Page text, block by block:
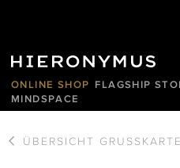
ONLINE SHOP FLAGSHIP
MINDSPACE
ÜBERSICHT